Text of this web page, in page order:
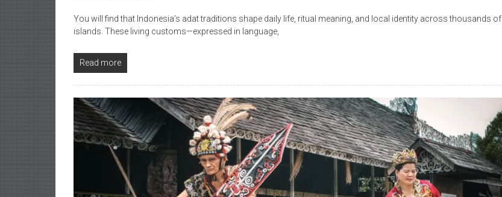
You will find that Indonesia’s adat traditions shape daily life, ritual meaning, and local identity across thousands of
islands. These living customs—expressed in language,
Read more